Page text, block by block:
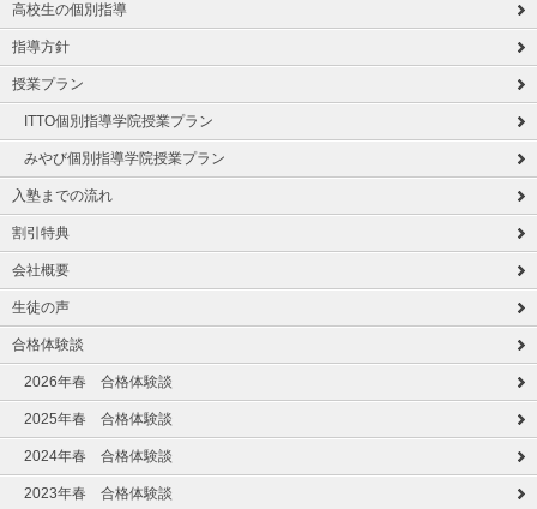
高校生の個別指導
指導方針
授業プラン
ITTO個別指導学院授業プラン
みやび個別指導学院授業プラン
入塾までの流れ
割引特典
会社概要
生徒の声
合格体験談
2026年春 合格体験談
2025年春 合格体験談
2024年春 合格体験談
2023年春 合格体験談